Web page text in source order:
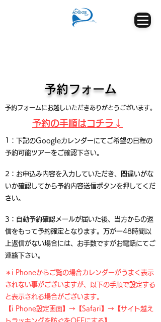
​予約フォーム
​予約フォームにお越しいただきありがとうございます。
予約の手順はコチラ↓
1：下記のGoogleカレンダーにてご希望の日程の
予約可能ツアーをご確認下さい。
2：お申込み内容を入力していただき、間違いがな
いか確認してから予約内容送信ボタンを押してくだ
さい。
3：自動予約確認メールが届いた後、当方からの返
信をもって予約確定となります。万が一48時間以
上返信がない場合には、お手数ですがお電話にてご
連絡下さい。
＊i Phoneからご覧の場合カレンダーがうまく表示
されない事がございますが、以下の手順で設定する
と表示される場合がございます。
【i Phone設定画面】→【Safari】→【サイト越え